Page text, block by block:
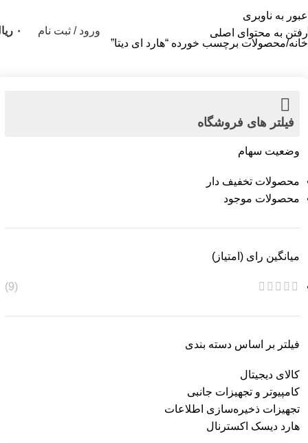
عبور به ناوبری
رفتن به محتوای اصلی
ورود / ثبت نام ۰
خانه محصولات برچسب خورده “هارد ای دیتا”
فیلتر های فروشگاه
وضعیت سهام
محصولات تخفیف دار
محصولات موجود
میانگین رای (امتیاز)
(9)
فیلتر بر اساس دسته بندی
کالای دیجیتال
کامپیوتر و تجهیزات جانبی
تجهیزات ذخیره‌سازی اطلاعات
هارد دیسک اکسترنال